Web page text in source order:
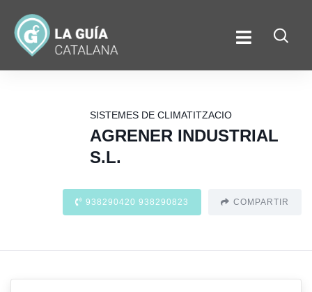
SISTEMES DE CLIMATITZACIO
AGRENER INDUSTRIAL
S.L.
938290420 938290823 COMPARTIR